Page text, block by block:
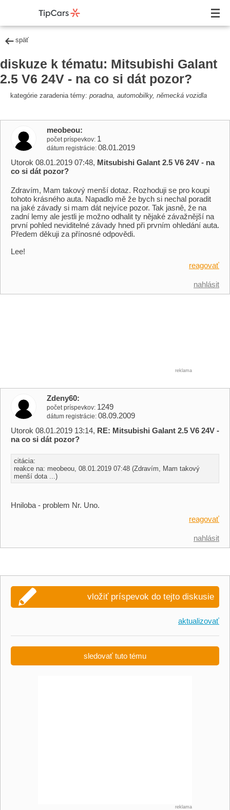
späť
diskuze k tématu: Mitsubishi Galant
2.5 V6 24V - na co si dát pozor?
kategórie zaradenia témy: poradna, automobilky, německá vozidla
meobeou
počet príspevkov 1
dátum registrácie 08.01.2019
Utorok 08.01.2019 07:48, Mitsubishi Galant 2.5 V6 24V - na
co si dát pozor?
Zdravím, Mam takový menší dotaz. Rozhoduji se pro koupi
tohoto krásného auta. Napadlo mě že bych si nechal poradit
na jaké závady si mam dát nejvíce pozor. Tak jasně, že na
zadní lemy ale jestli je možno odhalit ty nějaké závažnější na
první pohled neviditelné závady hned při prvním ohledání auta.
Předem děkuji za přínosné odpovědi.
Lee!
reagovať
nahlásit
reklama
Zdeny60
počet príspevkov 1249
dátum registrácie 08.09.2009
Utorok 08.01.2019 13:14, RE: Mitsubishi Galant 2.5 V6 24V -
na co si dát pozor?
citácia:
reakce na: meobeou, 08.01.2019 07:48 (Zdravím, Mam takový
menší dota ...)
Hniloba - problem Nr. Uno.
reagovať
nahlásit
vložiť príspevok do tejto diskusie
aktualizovať
sledovať tuto tému
reklama